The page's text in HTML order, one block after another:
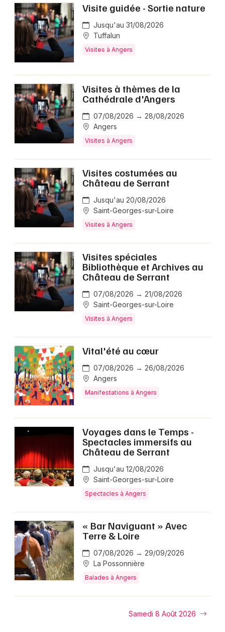
Visite guidée - Sortie nature
Jusqu'au 31/08/2026
Tuffalun
Visites à Angers
Visites à thèmes de la
Cathédrale d'Angers
07/08/2026 → 28/08/2026
Angers
Visites à Angers
Visites costumées au
Château de Serrant
Jusqu'au 20/08/2026
Saint-Georges-sur-Loire
Visites à Angers
Visites spéciales
Bibliothèque et Archives au
Château de Serrant
07/08/2026 → 21/08/2026
Saint-Georges-sur-Loire
Visites à Angers
Vital'été au cœur
07/08/2026 → 26/08/2026
Angers
Manifestations à Angers
Voyages dans le Temps -
Spectacles immersifs au
Château de Serrant
Jusqu'au 12/08/2026
Saint-Georges-sur-Loire
Spectacles à Angers
« Bar Naviguant » Avec
Terre & Loire
07/08/2026 → 29/09/2026
La Possonnière
Balades à Angers
Samedi 8 Août 2026